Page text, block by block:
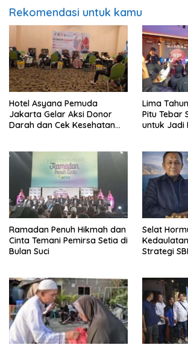
Rekomendasi untuk kamu
Hotel Asyana Pemuda
Jakarta Gelar Aksi Donor
Darah dan Cek Kesehatan
Lima
Pitu Tebar
untuk Jadi
Ramadan Penuh Hikmah dan
Cinta Temani Pemirsa Setia di
Bulan Suci
Selat
Strategi